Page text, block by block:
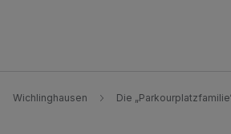
Wichlinghausen Die